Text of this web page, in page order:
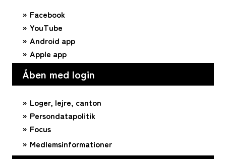
Facebook
YouTube
Android app
Apple app
Åben med login
Loger, lejre, canton
Persondatapolitik
Focus
Medlemsinformationer